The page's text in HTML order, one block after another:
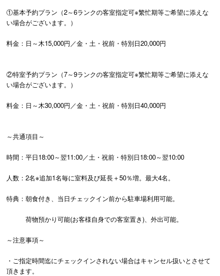
①基本予約プラン（2～6ランクの客室指定可※繁忙期等ご希望に添えな
い場合がございます。）
料金：日～木15,000円／金・土・祝前・特別日20,000円
②特室予約プラン（7～9ランクの客室指定可※繁忙期等ご希望に添えな
い場合がございます。）
料金：日～木30,000円／金・土・祝前・特別日40,000円
～共通項目～
時間：平日18:00～翌11:00／土・祝前・特別日18:00～翌10:00
人数：2名※追加1名毎に室料及び延長＋50％増。最大4名。
特典：朝食付き、当日チェックイン前から駐車場利用可能。
荷物預かり可能(お客様自身での客室置き)、外出可能。
～注意事項～
・ご指定時間迄にチェックインされない場合はキャンセル扱いとさせて
頂きます。